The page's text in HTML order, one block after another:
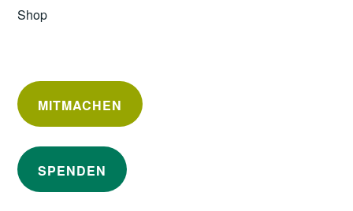
Shop
MITMACHEN
SPENDEN